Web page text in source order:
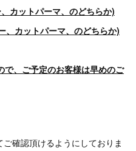
カットパーマ、のどちらか)
、カットパーマ、のどちらか)
で、ご予定のお客様は早めのご
確認頂けるようにしておりま